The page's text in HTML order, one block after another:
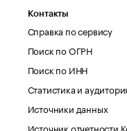
Контакты
Справка по сервису
Поиск по ОГРН
Поиск по ИНН
Статистика и
Источники данных
Источник отчетности